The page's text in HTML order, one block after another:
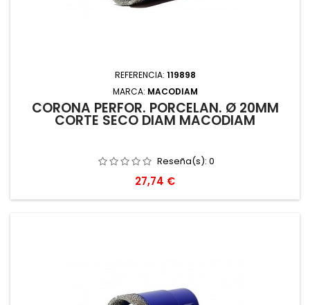
REFERENCIA: 119898
MARCA: MACODIAM
CORONA PERFOR. PORCELAN. Ø 20MM
CORTE SECO DIAM MACODIAM
Reseña(s): 0
Precio
27,74 €